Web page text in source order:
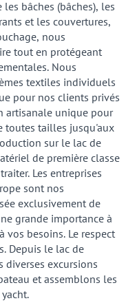
bâches (bâches), les
et les couvertures,
nous
tout en protégeant
Nous
textiles individuels
pour nos clients privés
artisanale unique pour
toutes tailles jusqu'aux
sur le lac de
de première classe
Les entreprises
sont nos
exclusivement de
grande importance à
besoins. Le respect
Depuis le lac de
diverses excursions
et assemblons les